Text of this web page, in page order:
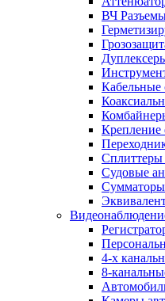
ВЧ
Кабельные
Крепление
Сплиттеры
Судовые
Сумматоры
4-х
8-